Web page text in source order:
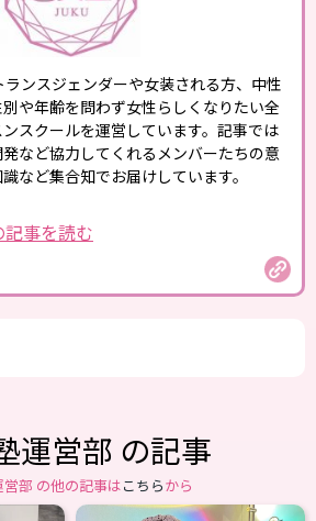
ンスジェンダーや女装される方、中性
や年齢を問わず女性らしくなりたい全
スクールを運営しています。記事では
など協力してくれるメンバーたちの意
など集合知でお届けしています。
事を読む
運営部 の記事
営部 の他の記事はこちらから